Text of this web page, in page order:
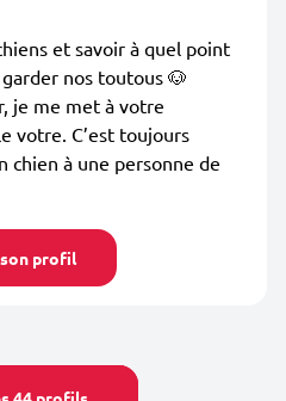
et savoir à quel point
nos toutous 🐶
je me met à votre
votre. C’est toujours
chien à une personne de
profil